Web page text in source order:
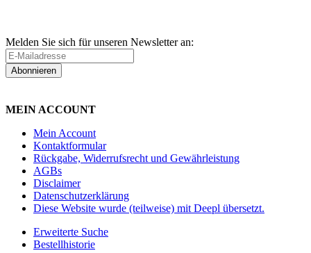
Melden Sie sich für unseren Newsletter an:
Abonnieren
MEIN ACCOUNT
Mein Account
Kontaktformular
Rückgabe, Widerrufsrecht und Gewährleistung
AGBs
Disclaimer
Datenschutzerklärung
Diese Website wurde (teilweise) mit Deepl übersetzt.
Erweiterte Suche
Bestellhistorie